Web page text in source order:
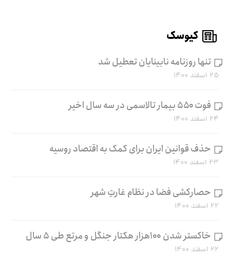
کیوسک
تنها روزنامه نابینایان تعطیل شد
۲۵ اسفند ۱۴۰۰
فوت ۵۵۰ بیمار تالاسمی در سه سال اخیر
۲۴ اسفند ۱۴۰۰
حذف قوانین ایران برای کمک به اقتصاد روسیه
۲۳ اسفند ۱۴۰۰
حصارکشی فضا در نظام غارتِ شهر
۲۲ اسفند ۱۴۰۰
خاکستر شدن ۱۰۰هزار هکتار جنگل و مرتع طی ۵ سال
۲۲ اسفند ۱۴۰۰